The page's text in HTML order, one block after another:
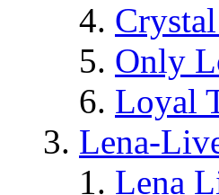
Only
Loyal
Lena-
Lena